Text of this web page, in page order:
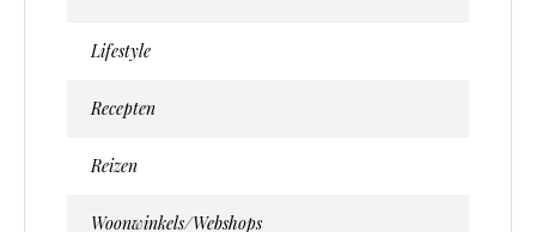
Lifestyle
Recepten
Reizen
Woonwinkels/webshops